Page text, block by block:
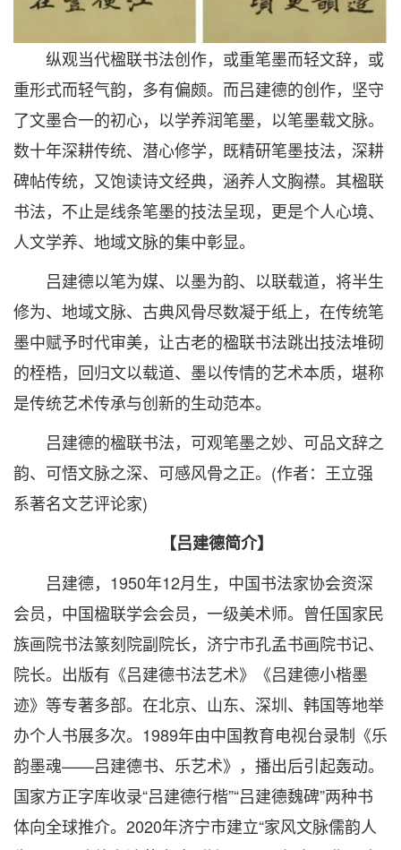
纵观当代楹联书法创作，或重笔墨而轻文辞，或
重形式而轻气韵，多有偏颇。而吕建德的创作，坚守
了文墨合一的初心，以学养润笔墨，以笔墨载文脉。
数十年深耕传统、潜心修学，既精研笔墨技法，深耕
碑帖传统，又饱读诗文经典，涵养人文胸襟。其楹联
书法，不止是线条笔墨的技法呈现，更是个人心境、
人文学养、地域文脉的集中彰显。
吕建德以笔为媒、以墨为韵、以联载道，将半生
修为、地域文脉、古典风骨尽数凝于纸上，在传统笔
墨中赋予时代审美，让古老的楹联书法跳出技法堆砌
的桎梏，回归文以载道、墨以传情的艺术本质，堪称
是传统艺术传承与创新的生动范本。
吕建德的楹联书法，可观笔墨之妙、可品文辞之
韵、可悟文脉之深、可感风骨之正。(作者：王立强
系著名文艺评论家)
【吕建德简介】
吕建德，1950年12月生，中国书法家协会资深
会员，中国楹联学会会员，一级美术师。曾任国家民
族画院书法篆刻院副院长，济宁市孔孟书画院书记、
院长。出版有《吕建德书法艺术》《吕建德小楷墨
迹》等专著多部。在北京、山东、深圳、韩国等地举
办个人书展多次。1989年由中国教育电视台录制《乐
韵墨魂——吕建德书、乐艺术》，播出后引起轰动。
国家方正字库收录“吕建德行楷”“吕建德魏碑”两种书
体向全球推介。2020年济宁市建立“家风文脉儒韵人